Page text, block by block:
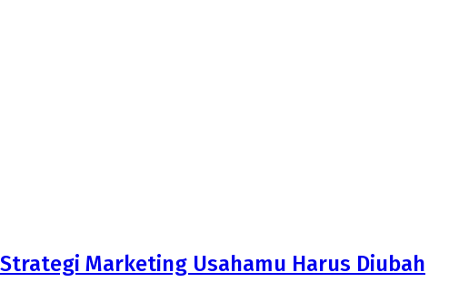
Marketing Usahamu Harus Diubah